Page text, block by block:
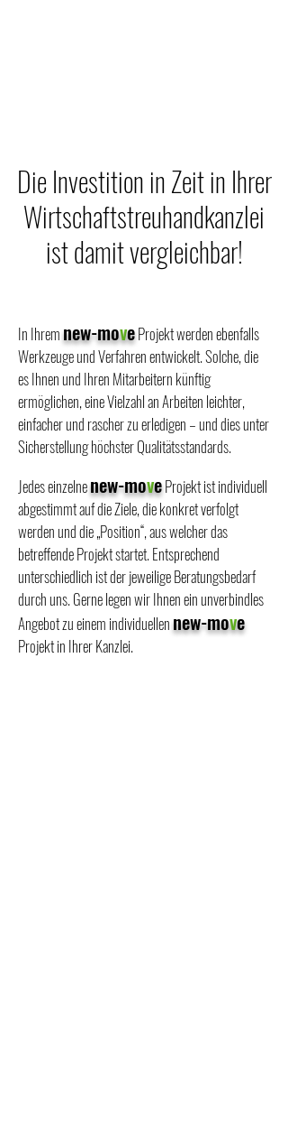
Die Investition in Zeit in Ihrer
Wirtschaftstreuhandkanzlei
ist damit vergleichbar!
In Ihremnew-moveProjekt werden ebenfalls
Werkzeuge und Verfahren entwickelt. Solche, die
es Ihnen und Ihren Mitarbeitern künftig
ermöglichen, eine Vielzahl an Arbeiten leichter,
einfacher und rascher zu erledigen – und dies unter
Sicherstellung höchster Qualitätsstandards.
Jedes einzelnenew-moveProjekt ist individuell
abgestimmt auf die Ziele, die konkret verfolgt
werden und die „Position“, aus welcher das
betreffende Projekt startet. Entsprechend
unterschiedlich ist der jeweilige Beratungsbedarf
durch uns. Gerne legen wir Ihnen ein unverbindles
Angebot zu einem individuellennew-move
Projekt in Ihrer Kanzlei.